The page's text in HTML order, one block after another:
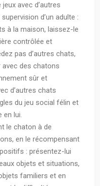
avec d’autres
d’un adulte :
à la maison, laissez-le
contrôlée et
pas d’autres chats,
des chatons
sûr et
d’autres chats
du jeu social félin et
en lui.
le chaton à de
en le récompensant
: présentez-lui
objets et situations,
familiers et en